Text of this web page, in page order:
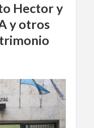
Hector y
y otros